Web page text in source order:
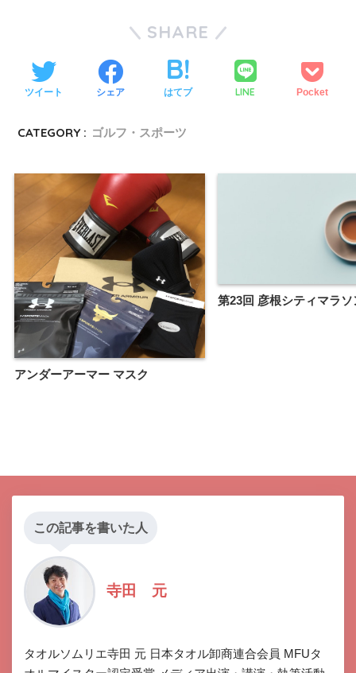
SHARE
ツイート シェア はてブ LINE Pocket
CATEGORY : ゴルフ・スポーツ
アンダーアーマー マスク
第23回 彦根シティマ
この記事を書いた人
寺田 元
タオルソムリエ寺田 元 日本タオル卸商連合会員 MFUタ